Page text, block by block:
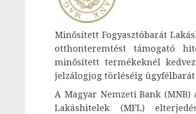
Minősített Fogyasztóbarát
otthonteremtést támogató
minősített termékeknél
jelzálogjog törléséig
A Magyar Nemzeti Bank
Lakáshitelek (MFL)